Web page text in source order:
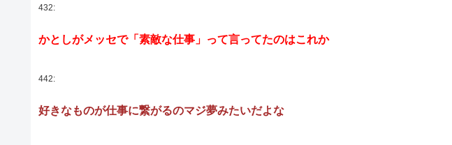
432:
かとしがメッセで「素敵な仕事」って言ってたのはこれか
442:
好きなものが仕事に繋がるのマジ夢みたいだよな